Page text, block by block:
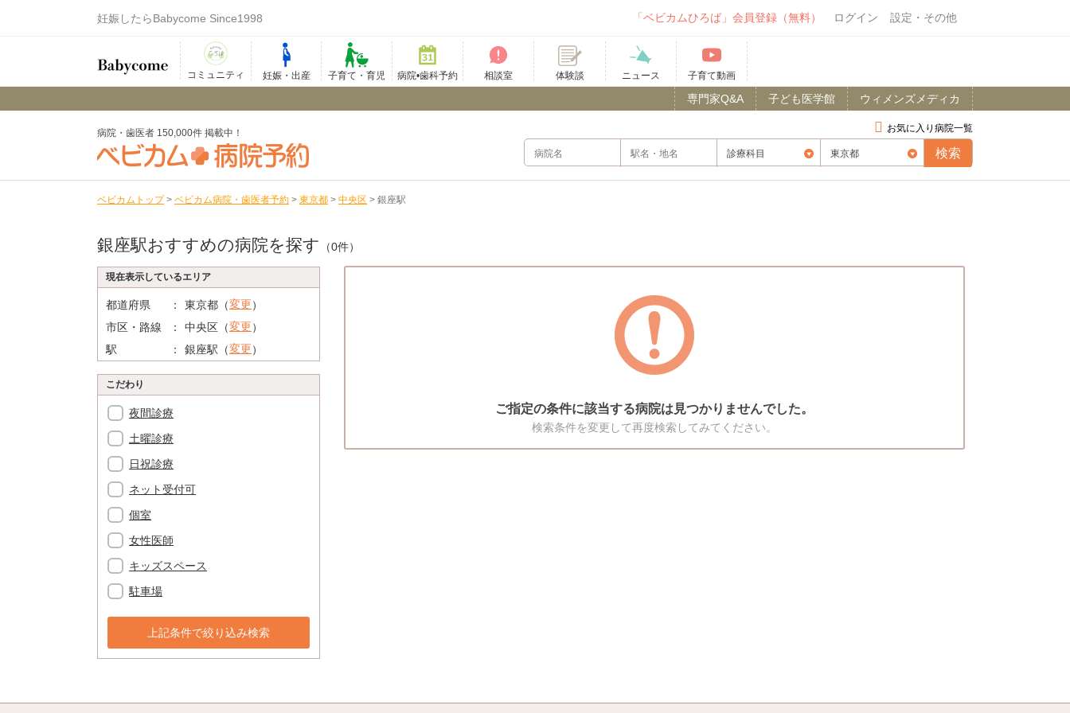
妊娠したらBabycome Since1998 「ベビカムひろば」会員登録（無料） ログイン 設定・その他
コミュニティ 妊娠・出産 子育て・育児 病院•歯科予約 相談室 体験談 ニュース 子育て動画
ウィメンズメディカ
子ども医学館
専門家Q&A
お気に入り病院一覧
病院・歯医者 150,000件 掲載中！
ベビカムトップ > ベビカム病院・歯医者予約 > 東京都 > 中央区 > 銀座駅
銀座駅おすすめの病院を探す （0件）
現在表示しているエリア
都道府県 東京都（変更）
市区・路線
中央区（変更）
駅
銀座駅（変更）
こだわり
夜間診療
土曜診療
日祝診療
ネット受付可
個室
女性医師
キッズスペース
駐車場
上記条件で絞り込み検索
ご指定の条件に該当する病院は見つかりませんでした。
検索条件を変更して再度検索してみてください。